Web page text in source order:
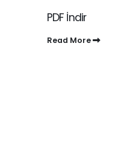
PDF İndir
Read More